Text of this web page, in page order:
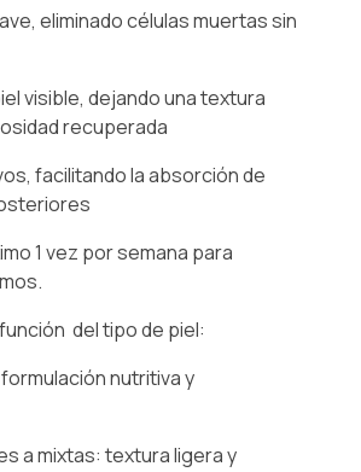
eliminado células muertas sin
visible, dejando una textura
recuperada
facilitando la absorción de
1 vez por semana para
del tipo de piel:
nutritiva y
a mixtas: textura ligera y